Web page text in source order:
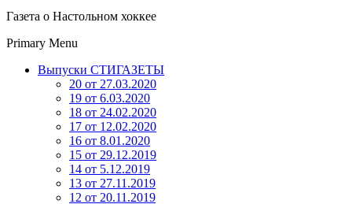
Газета о Настольном хоккее
Primary Menu
Выпуски СТИГАЗЕТЫ
20 от 27.03.2020
19 от 6.03.2020
18 от 24.02.2020
17 от 12.02.2020
16 от 8.01.2020
15 от 29.12.2019
14 от 5.12.2019
13 от 27.11.2019
12 от 20.11.2019